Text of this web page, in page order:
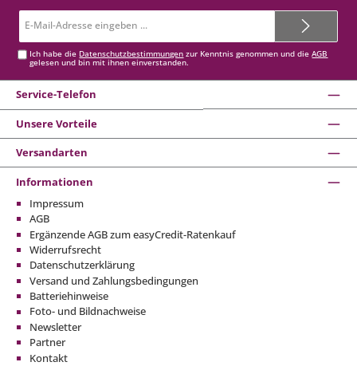
Mail-
Ich habe die Datenschutzbestimmungen zur Kenntnis genommen und dieAGB
gelesen und bin mit ihnen einverstanden.
Service-Telefon
Unsere Vorteile
Versandarten
Informationen
Impressum
AGB
Ergänzende AGB zum easyCredit-Ratenkauf
Widerrufsrecht
Datenschutzerklärung
Versand und Zahlungsbedingungen
Batteriehinweise
Foto- und Bildnachweise
Newsletter
Partner
Kontakt